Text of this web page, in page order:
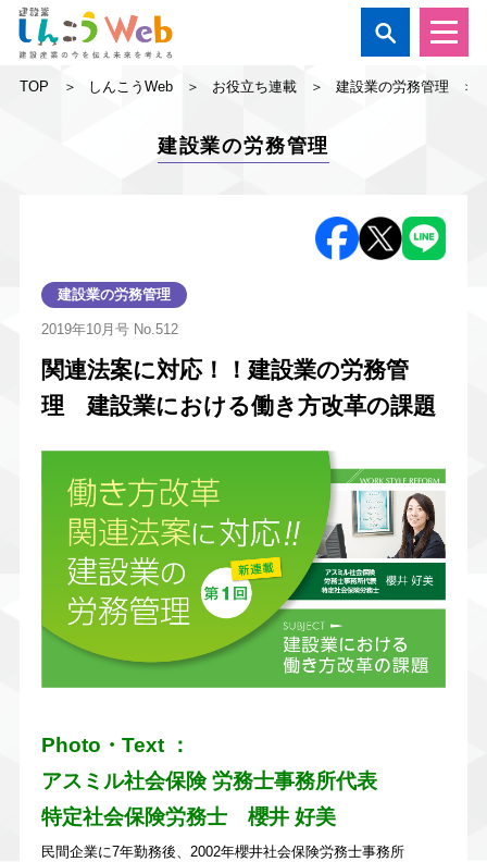

TOP しんこうWeb お役立ち連載 建設業の労務管理
建設業の労務管理
建設業の労務管理
2019年10月号No.512
関連法案に対応！！建設業の労務管
理 建設業における働き方改革の課題
Photo・Text ：
アスミル社会保険 労務士事務所代表
特定社会保険労務士 櫻井 好美
民間企業に7年勤務後、 2002年櫻井社会保険労務士事務所